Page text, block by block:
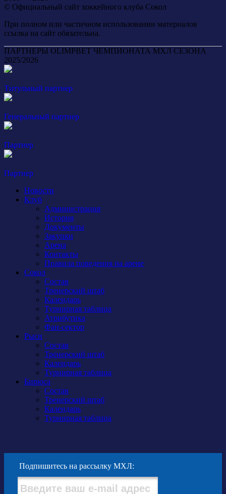
© Официальный сайт хоккейного клуба Сокол
При полном или частичном использовании материалов
ссылка на сайт обязательна.
ПАРТНЕРЫ OLIMPBET ЧЕМПИОНАТА МХЛ СЕЗОНА
2025/2026
Титульный партнер
Генеральный партнер
Партнер
Партнер
Новости
Клуб
Администрация
История
Документы
Закупки
Арена
Контакты
Правила поведения на арене
Сокол
Состав
Тренерский штаб
Календарь
Турнирная таблица
Атрибутика
Фан-сектор
Рыси
Состав
Тренерский штаб
Календарь
Турнирная таблица
Бирюса
Состав
Тренерский штаб
Календарь
Турнирная таблица
Подпишитесь на рассылку МХЛ: